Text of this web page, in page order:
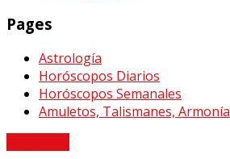
Pages
Astrología
Horóscopos Diarios
Horóscopos Semanales
Amuletos, Talismanes, Armonía